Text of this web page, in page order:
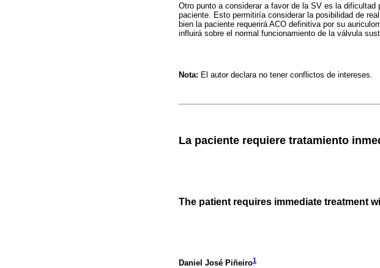
Otro punto a considerar a favor de la SV es la
paciente. Esto permitiría considerar la posibilidad de
bien la paciente requerirá ACO definitiva por su
influirá sobre el normal funcionamiento de la válvula
Nota: El autor declara no tener conflictos de intereses.
La paciente requiere tratamiento
The patient requires immediate treatment
Daniel José Piñeiro1